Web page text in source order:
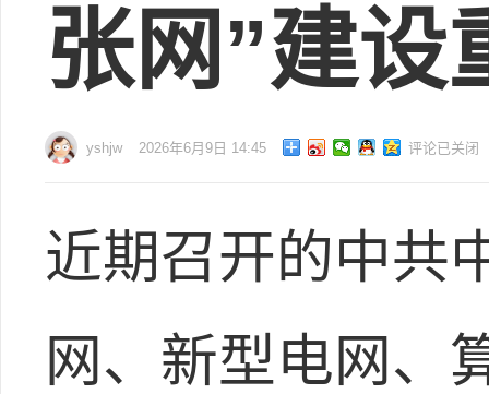
张网”建设
yshjw 2026年6月9日 14:45 评论已关闭
近期召开的中共
网、新型电网、